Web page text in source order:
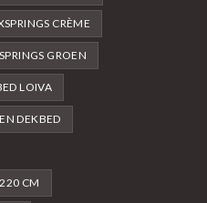
CRÈME
GROEN
LOIVA
DEKBED
CM